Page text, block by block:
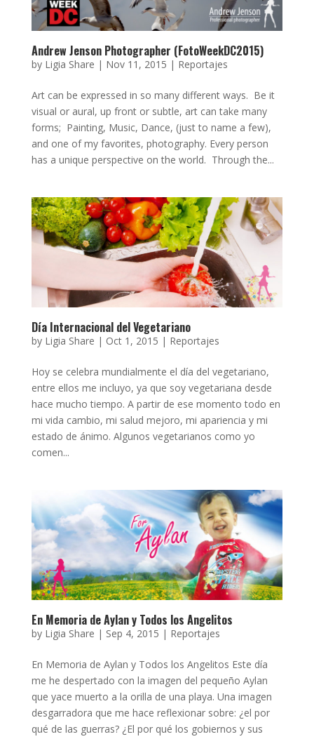
Andrew Jenson Photographer (FotoWeekDC2015)
by Ligia Share | Nov 11, 2015 | Reportajes
Art can be expressed in so many different ways. Be it
visual or aural, up front or subtle, art can take many
forms; Painting, Music, Dance, (just to name a few),
and one of my favorites, photography. Every person
has a unique perspective on the world. Through the...
Día Internacional del Vegetariano
by Ligia Share | Oct 1, 2015 | Reportajes
Hoy se celebra mundialmente el día del vegetariano,
entre ellos me incluyo, ya que soy vegetariana desde
hace mucho tiempo. A partir de ese momento todo en
mi vida cambio, mi salud mejoro, mi apariencia y mi
estado de ánimo. Algunos vegetarianos como yo
comen...
En Memoria de Aylan y Todos los Angelitos
by Ligia Share | Sep 4, 2015 | Reportajes
En Memoria de Aylan y Todos los Angelitos Este día
me he despertado con la imagen del pequeño Aylan
que yace muerto a la orilla de una playa. Una imagen
desgarradora que me hace reflexionar sobre: ¿el por
qué de las guerras? ¿El por qué los gobiernos y sus